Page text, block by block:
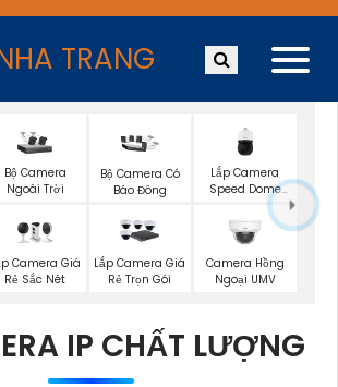
TRANG
Bộ Camera
Ngoài Trời
Bộ Camera Có
Báo Đông
Lắp Camera
Speed Dome
Wisenet
Camera Giá
Rẻ Sắc Nét
Lắp Camera Giá
Rẻ Trọn Gói
Camera Hồng
Ngoại UMV
IP CHẤT LƯỢNG